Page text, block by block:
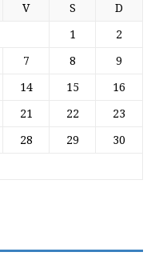
V S D
1 2
7 8 9
14 15 16
21 22 23
28 29 30